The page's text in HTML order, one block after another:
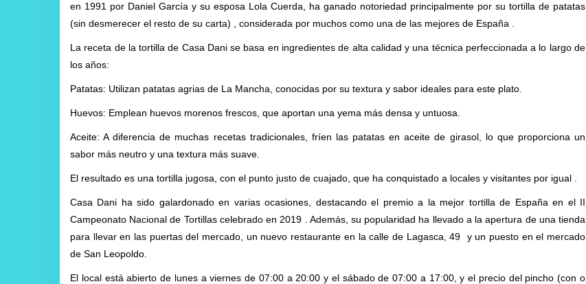
en 1991 por Daniel García y su esposa Lola Cuerda, ha ganado notoriedad principalmente por su tortilla de patatas
(sin desmerecer el resto de su carta) , considerada por muchos como una de las mejores de España .
La receta de la tortilla de Casa Dani se basa en ingredientes de alta calidad y una técnica perfeccionada a lo largo de
los años:
Patatas: Utilizan patatas agrias de La Mancha, conocidas por su textura y sabor ideales para este plato.
Huevos: Emplean huevos morenos frescos, que aportan una yema más densa y untuosa.
Aceite: A diferencia de muchas recetas tradicionales, fríen las patatas en aceite de girasol, lo que proporciona un
sabor más neutro y una textura más suave.
El resultado es una tortilla jugosa, con el punto justo de cuajado, que ha conquistado a locales y visitantes por igual .
Casa Dani ha sido galardonado en varias ocasiones, destacando el premio a la mejor tortilla de España en el II
Campeonato Nacional de Tortillas celebrado en 2019 . Además, su popularidad ha llevado a la apertura de una tienda
para llevar en las puertas del mercado, un nuevo restaurante en la calle de Lagasca, 49 y un puesto en el mercado
de San Leopoldo.
El local está abierto de lunes a viernes de 07:00 a 20:00 y el sábado de 07:00 a 17:00, y el precio del pincho (con o